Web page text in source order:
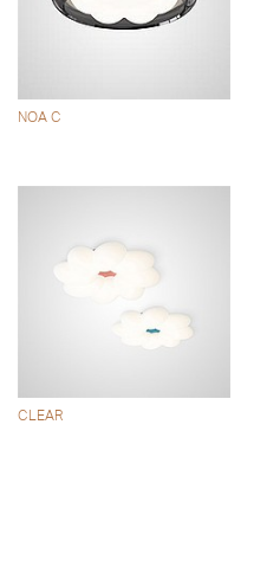
NOA C
CLEAR